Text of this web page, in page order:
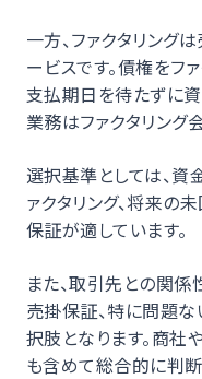
一方、ファクタリン
ービスです。債権をフ
支払期日を待たずに
業務はファクタリング
選択基準としては、
ァクタリング、将来の
保証が適しています。
また、取引先との関係
売掛保証、特に問題
択肢となります。商
も含めて総合的に判断